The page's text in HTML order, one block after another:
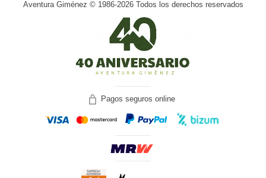
Aventura Giménez © 1986-2026 Todos los derechos reservados
Pagos seguros online